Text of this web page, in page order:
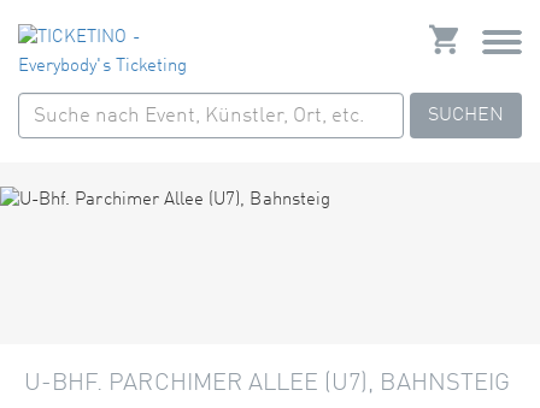
SUCHEN
U-BHF. PARCHIMER ALLEE (U7), BAHNSTEIG